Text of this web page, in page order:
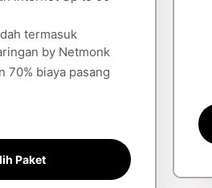
termasuk
by Netmonk
70% biaya pasang
Paket